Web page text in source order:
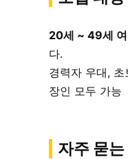
20세 ~ 49세
다.
경력자 우대, 초
장인 모두 가능
자주 묻